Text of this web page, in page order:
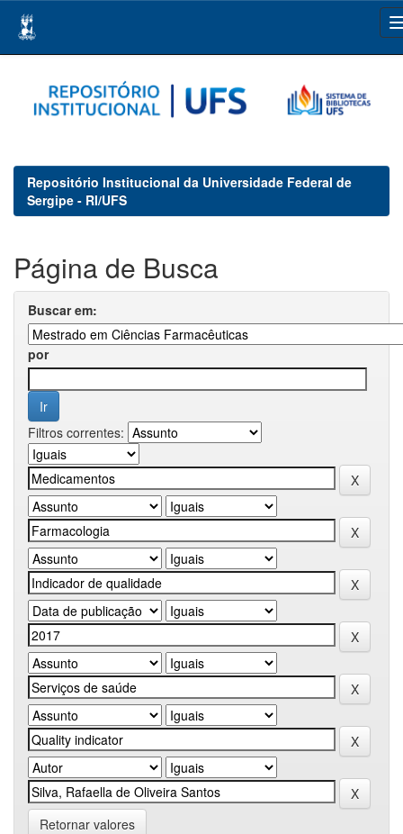
navigation
Repositório Institucional da Universidade Federal de
Sergipe - RI/UFS
Página de Busca
Buscar em:
por
Filtros correntes:
Retornar valores